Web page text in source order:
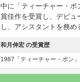
中に「ティーチャー・ポ
賞佳作を受賞し、デビュ
し、アシスタントを務め
和月伸宏 の受賞歴
1987「ティーチャー・ポン